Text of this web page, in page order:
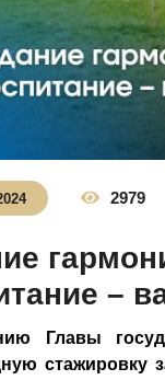
2979
–
Главы
стажировку